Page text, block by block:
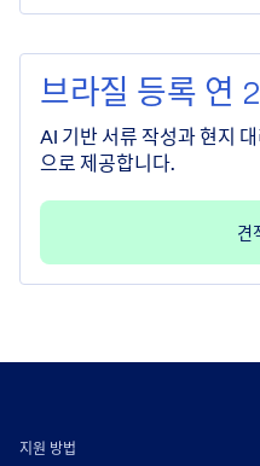
브라질 등록 연
AI 기반 서류 작성과 현지
으로 제공합니다.
견
지원 방법